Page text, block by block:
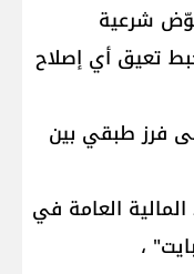
شرعية
تعيق أي إصلاح
فرز طبقي بين
العامة في
،